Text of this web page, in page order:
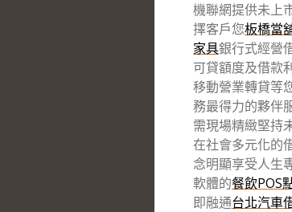
機聯網提供未上
擇客戶您板橋當
家具銀行式經營
可貸額度及借款
移動營業轉貸等
務最得力的夥伴
需現場精緻堅持
在社會多元化的
念明顯享受人生
軟體的餐飲POS
即融通台北汽車